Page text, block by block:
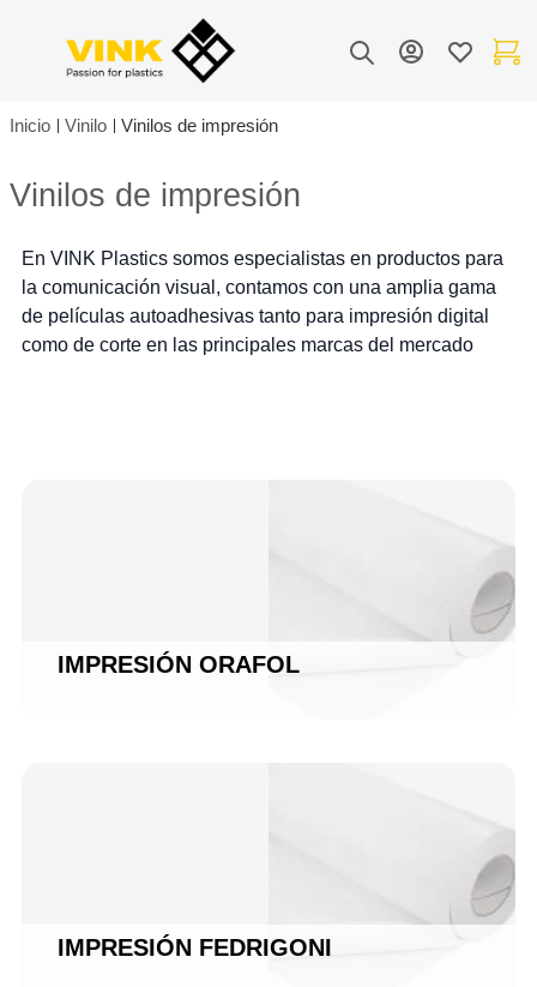
Lista de
Mi cuenta Mi
Inicio Vinilo Vinilos de impresión
Vinilos de impresión
En VINK Plastics somos especialistas en productos para
la comunicación visual, contamos con una amplia gama
de películas autoadhesivas tanto para impresión digital
como de corte en las principales marcas del mercado
IMPRESIÓN ORAFOL
IMPRESIÓN FEDRIGONI